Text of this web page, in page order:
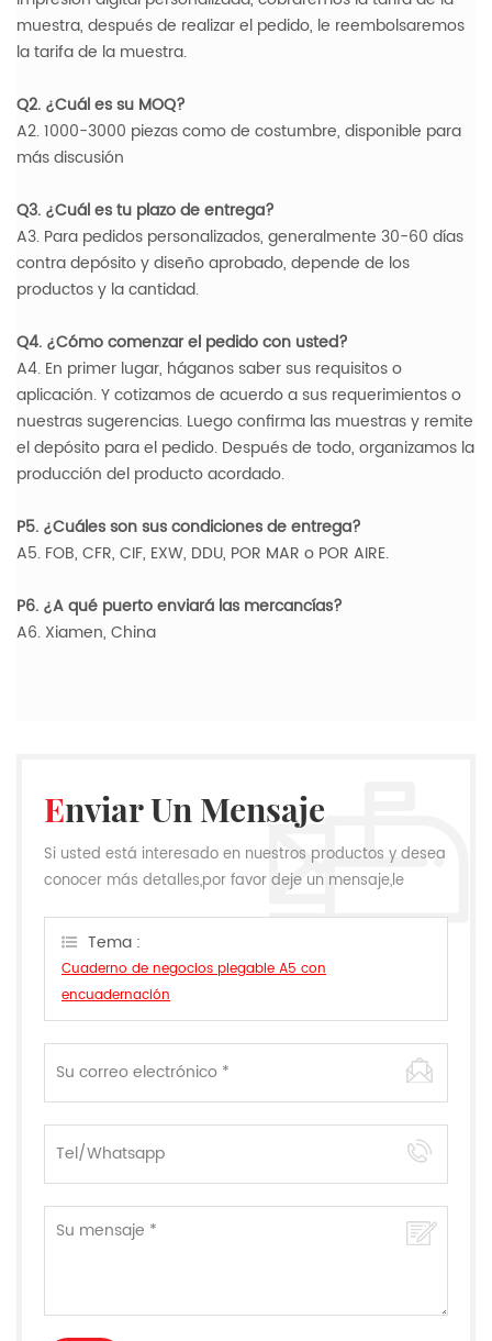
muestra, después de realizar el pedido, le reembolsaremos
la tarifa de la muestra.
Q2. ¿Cuál es su MOQ?
A2. 1000-3000 piezas como de costumbre, disponible para
más discusión
Q3. ¿Cuál es tu plazo de entrega?
A3. Para pedidos personalizados, generalmente 30-60 días
contra depósito y diseño aprobado, depende de los
productos y la cantidad.
Q4. ¿Cómo comenzar el pedido con usted?
A4. En primer lugar, háganos saber sus requisitos o
aplicación. Y cotizamos de acuerdo a sus requerimientos o
nuestras sugerencias. Luego confirma las muestras y remite
el depósito para el pedido. Después de todo, organizamos la
producción del producto acordado.
P5. ¿Cuáles son sus condiciones de entrega?
A5. FOB, CFR, CIF, EXW, DDU, POR MAR o POR AIRE.
P6. ¿A qué puerto enviará las mercancías?
A6. Xiamen, China
Enviar Un Mensaje
Si usted está interesado en nuestros productos y desea
conocer más detalles,por favor deje un mensaje,le
Tema :
Cuaderno de negocios plegable A5 con
encuadernación